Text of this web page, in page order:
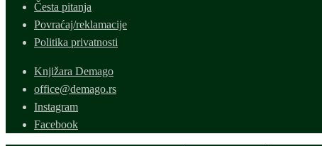
Česta pitanja
Povraćaj/reklamacije
Politika privatnosti
Knjižara Demago
office@demago.rs
Instagram
Facebook